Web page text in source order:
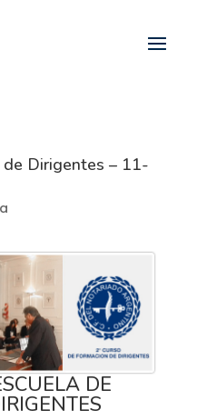
de Dirigentes – 11-
DE